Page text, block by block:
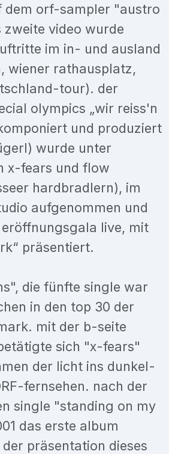
dem orf-sampler "austro
zweite video wurde
im in- und ausland
wiener rathausplatz,
tour). der
olympics „wir reiss'n
und produziert
wurde unter
x-fears und flow
hardbradlern), im
aufgenommen und
live, mit
präsentiert.
die fünfte single war
in den top 30 der
mit der b-seite
sich "x-fears"
der licht ins dunkel-
fernsehen. nach der
single "standing on my
das erste album
präsentation dieses